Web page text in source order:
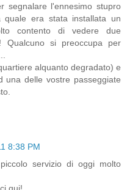
segnalare l'ennesimo stupro
era stata installata un
contento di vedere due
Qualcuno si preoccupa per
alquanto degradato) e
una delle vostre passeggiate
8:38 PM
servizio di oggi molto